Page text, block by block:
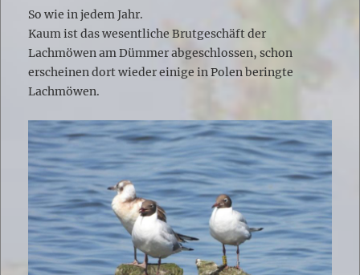
So wie in jedem Jahr.
Kaum ist das wesentliche Brutgeschäft der
Lachmöwen am Dümmer abgeschlossen, schon
erscheinen dort wieder einige in Polen beringte
Lachmöwen.